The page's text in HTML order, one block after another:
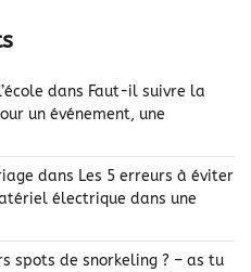
dans Faut-il suivre la
un événement, une
dans Les 5 erreurs à éviter
électrique dans une
spots de snorkeling ? – as tu